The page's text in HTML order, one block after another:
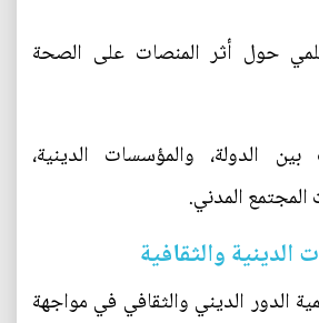
حول أثر المنصات على الصحة
بين الدولة، والمؤسسات الدينية،
المدني.
والثقافية
الدور الديني والثقافي في مواجهة